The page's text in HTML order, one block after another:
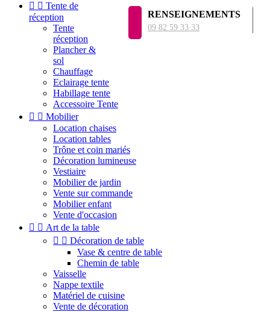
RENSEIGNEMENTS
09 82 59 33 33
  Tente de
réception
Tente
réception
Plancher &
sol
Chauffage
Eclairage tente
Habillage tente
Accessoire Tente
  Mobilier
Location chaises
Location tables
Trône et coin mariés
Décoration lumineuse
Vestiaire
Mobilier de jardin
Vente sur commande
Mobilier enfant
Vente d'occasion
  Art de la table
  Décoration de table
Vase & centre de table
Chemin de table
Vaisselle
Nappe textile
Matériel de cuisine
Vente de décoration